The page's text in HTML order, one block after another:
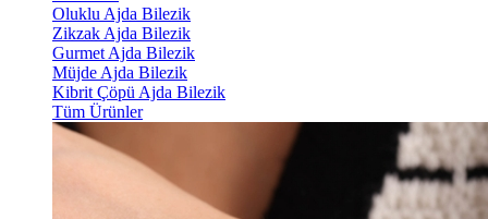
Oluklu Ajda Bilezik
Zikzak Ajda Bilezik
Gurmet Ajda Bilezik
Müjde Ajda Bilezik
Kibrit Çöpü Ajda Bilezik
Tüm Ürünler